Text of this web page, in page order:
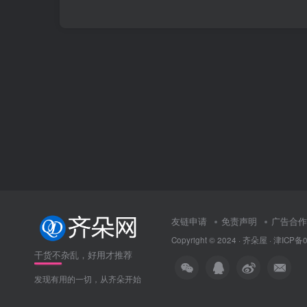
干货不杂乱，好用才推荐
发现有用的一切，从齐朵开始
友链申请 免责声明 广告合作
Copyright © 2024 · 齐朵屋 · 津ICP备